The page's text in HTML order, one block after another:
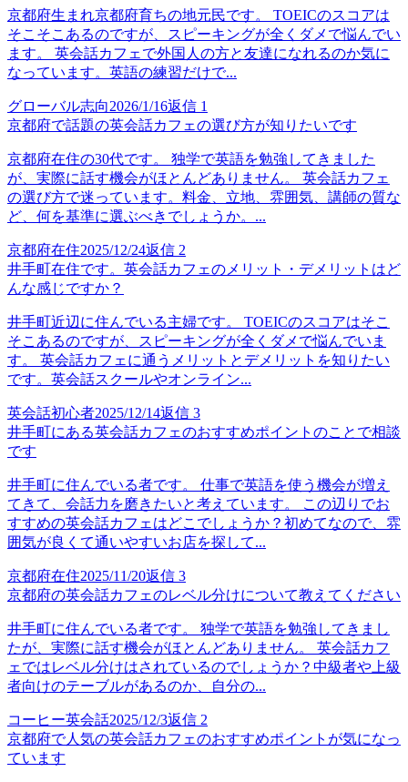
京都府生まれ京都府育ちの地元民です。 TOEICのスコアは
そこそこあるのですが、スピーキングが全くダメで悩んでい
ます。 英会話カフェで外国人の方と友達になれるのか気に
なっています。英語の練習だけで...
グローバル志向2026/1/16返信 1
京都府で話題の英会話カフェの選び方が知りたいです
京都府在住の30代です。 独学で英語を勉強してきました
が、実際に話す機会がほとんどありません。 英会話カフェ
の選び方で迷っています。料金、立地、雰囲気、講師の質な
ど、何を基準に選ぶべきでしょうか。...
京都府在住2025/12/24返信 2
井手町在住です。英会話カフェのメリット・デメリットはど
んな感じですか？
井手町近辺に住んでいる主婦です。 TOEICのスコアはそこ
そこあるのですが、スピーキングが全くダメで悩んでいま
す。 英会話カフェに通うメリットとデメリットを知りたい
です。英会話スクールやオンライン...
英会話初心者2025/12/14返信 3
井手町にある英会話カフェのおすすめポイントのことで相談
です
井手町に住んでいる者です。 仕事で英語を使う機会が増え
てきて、会話力を磨きたいと考えています。 この辺りでお
すすめの英会話カフェはどこでしょうか？初めてなので、雰
囲気が良くて通いやすいお店を探して...
京都府在住2025/11/20返信 3
京都府の英会話カフェのレベル分けについて教えてください
井手町に住んでいる者です。 独学で英語を勉強してきまし
たが、実際に話す機会がほとんどありません。 英会話カフ
ェではレベル分けはされているのでしょうか？中級者や上級
者向けのテーブルがあるのか、自分の...
コーヒー英会話2025/12/3返信 2
京都府で人気の英会話カフェのおすすめポイントが気になっ
ています